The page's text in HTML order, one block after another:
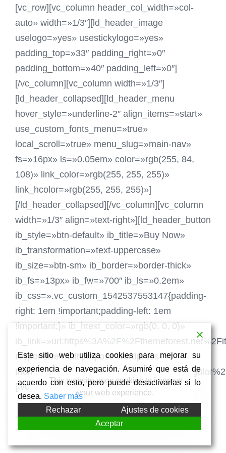
[vc_row][vc_column header_col_width=»col-
auto» width=»1/3″][ld_header_image
uselogo=»yes» usestickylogo=»yes»
padding_top=»33″ padding_right=»0″
padding_bottom=»40″ padding_left=»0″]
[/vc_column][vc_column width=»1/3″]
[ld_header_collapsed][ld_header_menu
hover_style=»underline-2″ align_items=»start»
use_custom_fonts_menu=»true»
local_scroll=»true» menu_slug=»main-nav»
fs=»16px» ls=»0.05em» color=»rgb(255, 84,
108)» link_color=»rgb(255, 255, 255)»
link_hcolor=»rgb(255, 255, 255)»]
[/ld_header_collapsed][/vc_column][vc_column
width=»1/3″ align=»text-right»][ld_header_button
ib_style=»btn-default» ib_title=»Buy Now»
ib_transformation=»text-uppercase»
ib_size=»btn-sm» ib_border=»border-thick»
ib_fs=»13px» ib_fw=»700″ ib_ls=»0.2em»
ib_css=».vc_custom_1542537553147{padding-
right: 1em !important;padding-left: 1em
!important;}» ib_htext_color=»rgb(0, 0, 0)»
responsive-multipurpose-wordpress-
[/vc_column][/vc_row]
Este sitio web utiliza cookies para mejorar su
experiencia de navegación. Asumiré que está de
acuerdo con esto, pero puede desactivarlas si lo
desea. Saber más
Rechazar
Ajustes de cookies
Aceptar
This website uses cookies to improve
your web experience.
Accept